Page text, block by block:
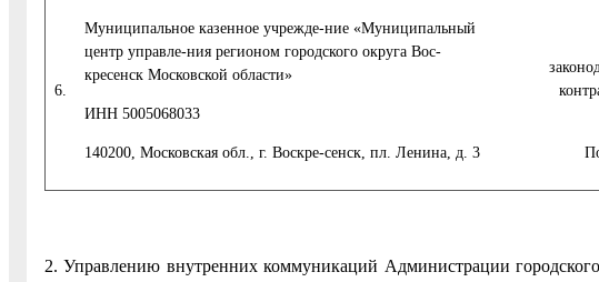
6.
Муниципальное казенное учрежде-ние «Муниципальный
центр управле-ния регионом городского округа Вос-
кресенск Московской области»
ИНН 5005068033
140200, Московская обл., г. Воскре-сенск, пл. Ленина, д. 3
2. Управлению внутренних коммуникаций Администрации